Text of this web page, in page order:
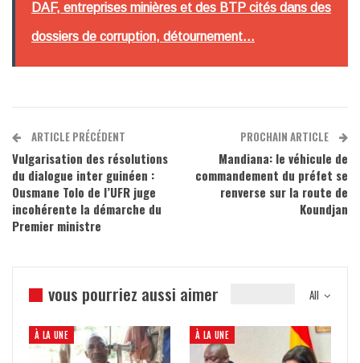
DAF, entreprises minières et des BTP cités dans des
dossiers de corruption, détournement...
ARTICLE PRÉCÉDENT
Vulgarisation des résolutions
du dialogue inter guinéen :
Ousmane Tolo de l’UFR juge
incohérente la démarche du
Premier ministre
PROCHAIN ARTICLE
Mandiana: le véhicule de
commandement du préfet se
renverse sur la route de
Koundjan
All
vous pourriez aussi aimer
À LA UNE À LA UNE